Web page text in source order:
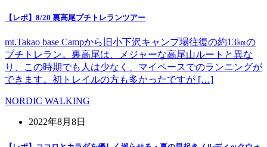
【レポ】8/20 裏高尾プチトレランツアー
mt.Takao base Campから旧小下沢キャンプ場往復の約13㎞の
プチトレラン。裏高尾は、メジャーな高尾山ルートと異な
り、この時期でも人は少なく、マイペースでのランニングが
できます。初トレイルの方も多かったですが […]
NORDIC WALKING
2022年8月8日